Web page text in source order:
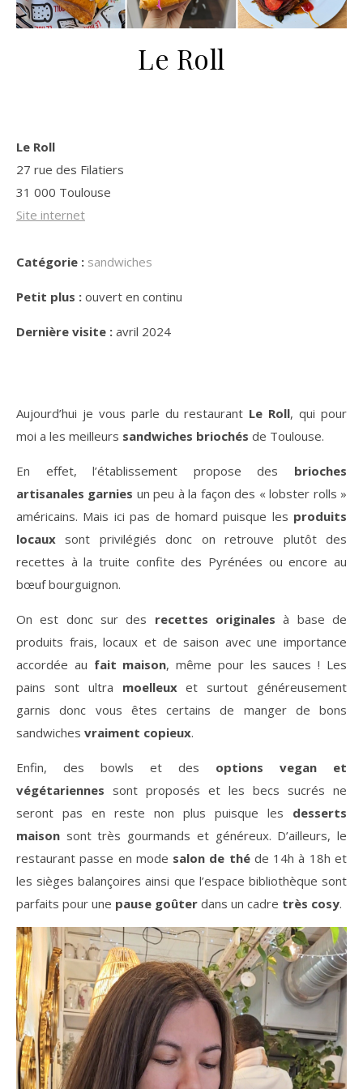
Le Roll
Le Roll
27 rue des Filatiers
31 000 Toulouse
Site internet
Catégorie : sandwiches
Petit plus : ouvert en continu
Dernière visite : avril 2024
Aujourd’hui je vous parle du restaurant Le Roll, qui pour
moi a les meilleurs sandwiches briochés de Toulouse.
En effet, l’établissement propose des brioches
artisanales garnies un peu à la façon des « lobster rolls »
américains. Mais ici pas de homard puisque les produits
locaux sont privilégiés donc on retrouve plutôt des
recettes à la truite confite des Pyrénées ou encore au
bœuf bourguignon.
On est donc sur des recettes originales à base de
produits frais, locaux et de saison avec une importance
accordée au fait maison, même pour les sauces ! Les
pains sont ultra moelleuxet surtout généreusement
garnis donc vous êtes certains de manger de bons
sandwiches vraiment copieux.
Enfin, des bowls et des options vegan et
végétariennes sont proposés et les becs sucrés ne
seront pas en reste non plus puisque les desserts
maison sont très gourmands et généreux. D’ailleurs, le
restaurant passe en mode salon de théde 14h à 18h et
les sièges balançoires ainsi que l’espace bibliothèque sont
parfaits pour une pause goûter dans un cadre très cosy.
Lecteur
vidéo